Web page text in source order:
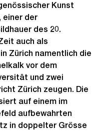
Kunst
einer der
des 20.
auch als
Zürich namentlich die
vor dem
und zwei
Zürich zeugen. Die
auf einem im
aufbewahrten
in doppelter Grösse